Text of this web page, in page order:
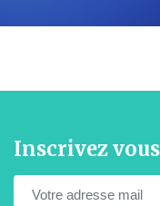
Inscrivez